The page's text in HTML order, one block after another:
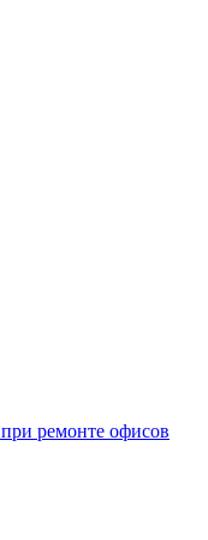
ремонте офисов